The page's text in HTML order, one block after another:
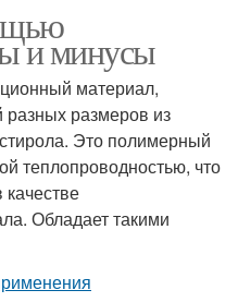
и минусы
материал,
размеров из
Это полимерный
теплопроводностью, что
качестве
Обладает такими